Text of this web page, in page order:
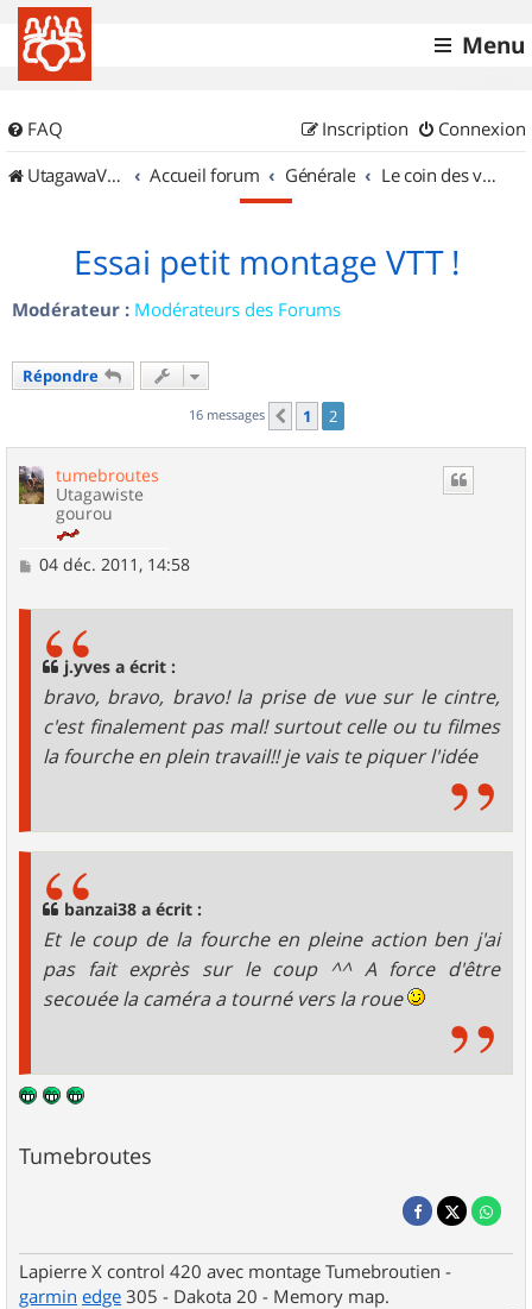
Menu
FAQ Connexion
Inscription
UtagawaVTT (Randos VTT et VTTAE avec traces GPS)
Accueil forum Générale Le coin des vidéastes
Essai petit montage VTT !
Modérateur : Modérateurs des Forums
Répondre
16 messages Précédent
1 2
tumebroutes
Utagawiste
gourou
M
04 déc. 2011, 14:58
j.yves a écrit :
bravo, bravo, bravo! la prise de vue sur le cintre,
c'est finalement pas mal! surtout celle ou tu filmes
la fourche en plein travail!! je vais te piquer l'idée
banzai38 a écrit :
Et le coup de la fourche en pleine action ben j'ai
pas fait exprès sur le coup ^^ A force d'être
secouée la caméra a tourné vers la roue
Tumebroutes
Lapierre X control 420 avec montage Tumebroutien -
garmin edge 305 - Dakota 20 - Memory map.